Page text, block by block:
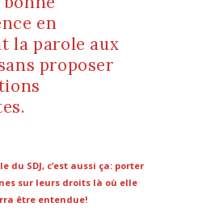
en
la parole aux
proposer
du SDJ, c’est aussi ça: porter
sur leurs droits là où elle
être entendue!